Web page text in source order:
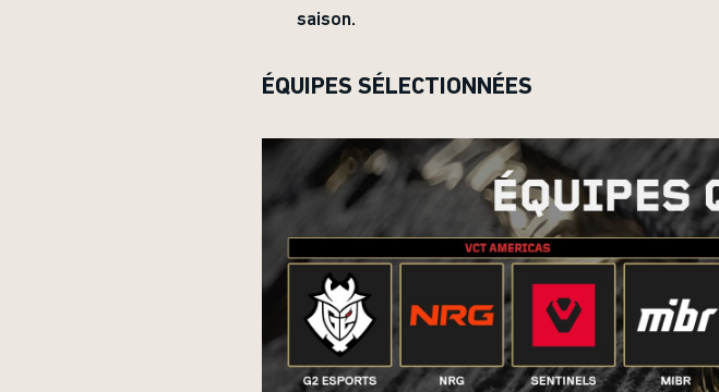
saison.
ÉQUIPES SÉLECTIONNÉES